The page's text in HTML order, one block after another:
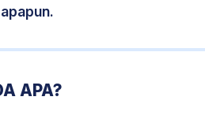
APA?